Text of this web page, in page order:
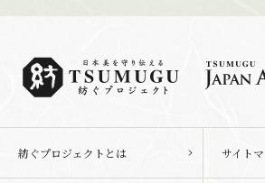
紡ぐプロジェクトとは サイト